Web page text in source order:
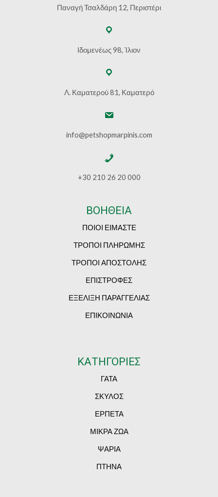
Παναγή Τσαλδάρη 12, Περιστέρι
Ιδομενέως 98, Ίλιον
Λ. Καματερού 81, Καματερό
info@petshopmarpinis.com
+30 210 26 20 000
ΒΟΗΘΕΙΑ
ΠΟΙΟΙ ΕΙΜΑΣΤΕ
ΤΡΟΠΟΙ ΠΛΗΡΩΜΗΣ
ΤΡΟΠΟΙ ΑΠΟΣΤΟΛΗΣ
ΕΠΙΣΤΡΟΦΕΣ
ΕΞΕΛΙΞΗ ΠΑΡΑΓΓΕΛΙΑΣ
ΕΠΙΚΟΙΝΩΝΙΑ
ΚΑΤΗΓΟΡΙΕΣ
ΓΑΤΑ
ΣΚΥΛΟΣ
ΕΡΠΕΤΑ
ΜΙΚΡΑ ΖΩΑ
ΨΑΡΙΑ
ΠΤΗΝΑ